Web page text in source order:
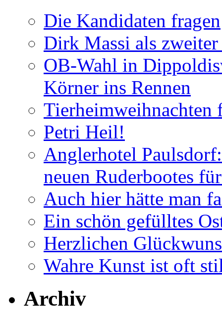
Die Kandidaten fragen
Dirk Massi als
OB-Wahl in
Körner ins Rennen
Tierheimweihnachten
Petri Heil!
Anglerhotel
neuen Ruderbootes
Auch hier hätte man
Ein schön gefülltes
Herzlichen
Wahre Kunst ist oft
Archiv